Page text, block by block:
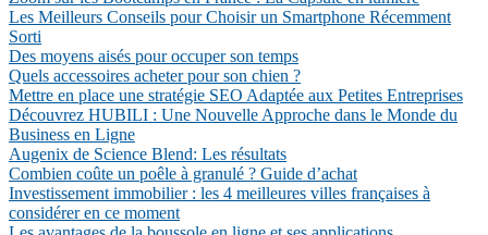
Les Meilleurs Conseils pour Choisir un Smartphone Récemment
Sorti
Des moyens aisés pour occuper son temps
Quels accessoires acheter pour son chien ?
Mettre en place une stratégie SEO Adaptée aux Petites Entreprises
Découvrez HUBILI : Une Nouvelle Approche dans le Monde du
Business en Ligne
Augenix de Science Blend: Les résultats
Combien coûte un poêle à granulé ? Guide d’achat
Investissement immobilier : les 4 meilleures villes françaises à
considérer en ce moment